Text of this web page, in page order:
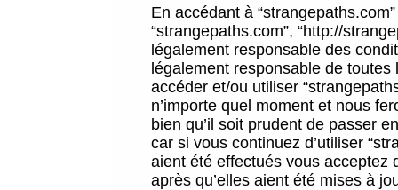
En accédant à
“strangepaths.com”, “http://
légalement responsable des
légalement responsable de
accéder et/ou utiliser
n’importe quel moment et nous
bien qu’il soit prudent de passer
car si vous continuez d’utiliser
aient été effectués vous acceptez
après qu’elles aient été mises à